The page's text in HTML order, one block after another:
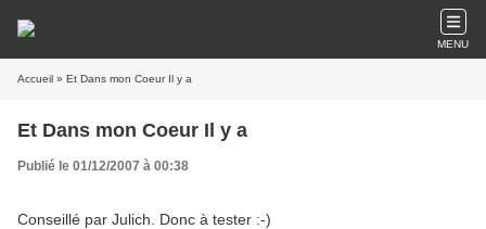
MENU
Accueil » Et Dans mon Coeur Il y a
Et Dans mon Coeur Il y a
Publié le 01/12/2007 à 00:38
Conseillé par Julich. Donc à tester :-)